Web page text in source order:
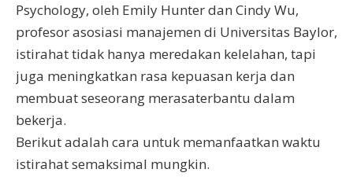
Psychology, oleh Emily Hunter dan Cindy Wu,
profesor asosiasi manajemen di Universitas Baylor,
istirahat tidak hanya meredakan kelelahan, tapi
juga meningkatkan rasa kepuasan kerja dan
membuat seseorang merasaterbantu dalam
bekerja.
Berikut adalah cara untuk memanfaatkan waktu
istirahat semaksimal mungkin.